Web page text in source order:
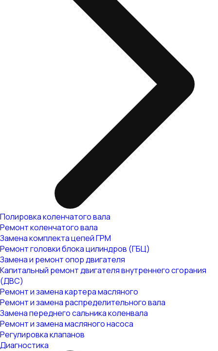
Полировка коленчатого вала
Ремонт коленчатого вала
Замена комплекта цепей ГРМ
Ремонт головки блока цилиндров (ГБЦ)
Замена и ремонт опор двигателя
Капитальный ремонт двигателя внутреннего сгорания
(ДВС)
Ремонт и замена картера масляного
Ремонт и замена распределительного вала
Замена переднего сальника коленвала
Ремонт и замена масляного насоса
Регулировка клапанов
Диагностика